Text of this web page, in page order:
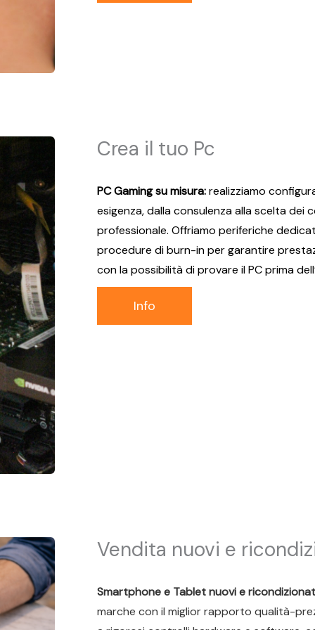
Crea il tuo Pc
PC Gaming su misura:realizziamo
esigenza, dalla consulenza alla scelta dei
professionale. Offriamo periferiche
procedure di burn-in per garantire
con la possibilità di provare il PC prima
Info
Vendita nuovi e
Smartphone e Tablet nuovi e
marche con il miglior rapporto qualità-